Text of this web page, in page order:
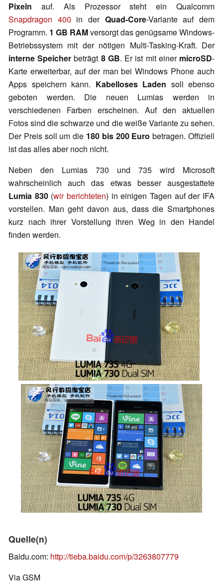
Pixeln auf. Als Prozessor steht ein Qualcomm
Snapdragon 400 in der Quad-Core-Variante auf dem
Programm. 1 GB RAMversorgt das genügsame Windows-
Betriebssystem mit der nötigen Multi-Tasking-Kraft. Der
interne Speicher beträgt 8 GB. Er ist mit einer microSD-
Karte erweiterbar, auf der man bei Windows Phone auch
Apps speichern kann. Kabelloses Laden soll ebenso
geboten werden. Die neuen Lumias werden in
verschiedenen Farben erscheinen. Auf den aktuellen
Fotos sind die schwarze und die weiße Variante zu sehen.
Der Preis soll um die 180 bis 200 Eurobetragen. Offiziell
ist das alles aber noch nicht.
Neben den Lumias 730 und 735 wird Microsoft
wahrscheinlich auch das etwas besser ausgestattete
Lumia 830(wir berichteten) in einigen Tagen auf der IFA
vorstellen. Man geht davon aus, dass die Smartphones
kurz nach ihrer Vorstellung ihren Weg in den Handel
finden werden.
Quelle(n)
Baidu.com: http://tieba.baidu.com/p/3263807779
Via GSM